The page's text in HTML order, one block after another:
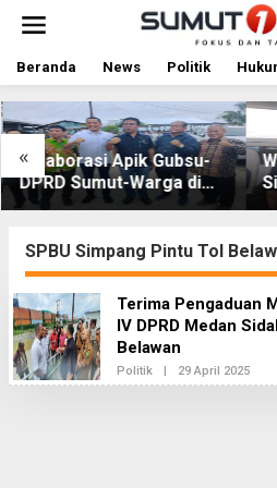
t
i
k
o
n
Beranda News Politik
«
Kolaborasi Apik Gubsu-
DPRD Sumut-Warga di
Nias Utara: Jalan Rusak
Diperbaiki
SPBU Simpang Pintu Tol
Terima Pengaduan
IV DPRD Medan
Belawan
Politik | 29 April 2025O
L